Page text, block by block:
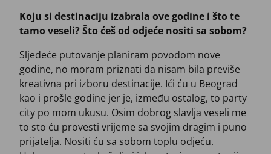
Koju si destinaciju izabrala ove godine i što te
tamo veseli? Što ćeš od odjeće nositi sa sobom?
Sljedeće putovanje planiram povodom nove
godine, no moram priznati da nisam bila previše
kreativna pri izboru destinacije. Ići ću u Beograd
kao i prošle godine jer je, između ostalog, to party
city po mom ukusu. Osim dobrog slavlja veseli me
to sto ću provesti vrijeme sa svojim dragim i puno
prijatelja. Nositi ću sa sobom toplu odjeću.